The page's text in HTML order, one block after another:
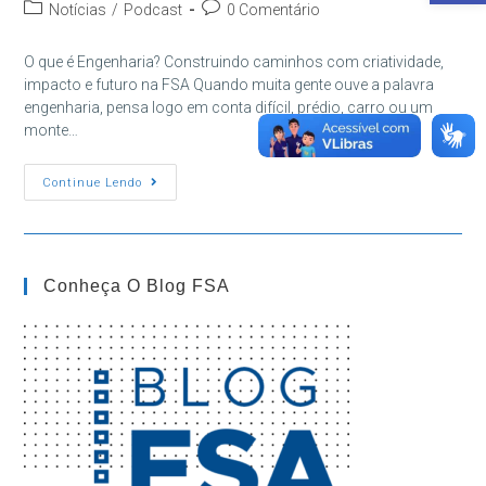
Categoria
post:
Notícias / Podcast
Comentários
post:
0 Comentário
O que é Engenharia? Construindo caminhos com criatividade,
impacto e futuro na FSA Quando muita gente ouve a palavra
engenharia, pensa logo em conta difícil, prédio, carro ou um
monte…
Continue Lendo
O
Que
Área
Em
Soluções
Reais
Conheça O Blog FSA